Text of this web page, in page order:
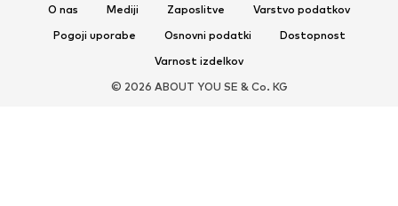
DODATKI
O nas Mediji Zaposlitve
Varstvo podatkov
Pogoji uporabe
Osnovni podatki
Dostopnost
Varnost izdelkov
© 2026 ABOUT YOU SE & Co. KG